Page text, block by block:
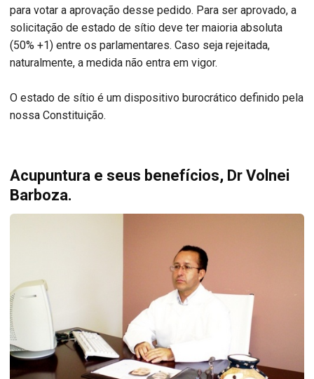
para votar a aprovação desse pedido. Para ser aprovado, a
solicitação de estado de sítio deve ter maioria absoluta
(50% +1) entre os parlamentares. Caso seja rejeitada,
naturalmente, a medida não entra em vigor.
O estado de sítio é um dispositivo burocrático definido pela
nossa Constituição.
Acupuntura e seus benefícios, Dr Volnei
Barboza.